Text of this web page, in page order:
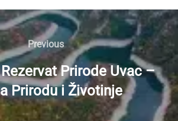
Previous
Previous
Prirode Uvac –
Prirodu i Životinje